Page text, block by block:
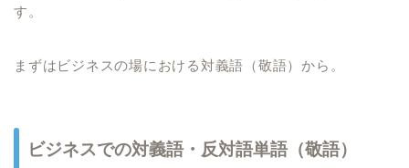
す。
まずはビジネスの場における対義語（敬語）から。
ビジネスでの対義語・反対語単語（敬語）